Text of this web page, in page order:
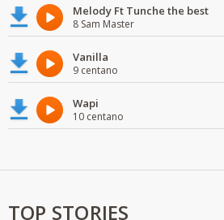
Melody Ft Tunche the best
8 Sam Master
Vanilla
9 centano
Wapi
10 centano
TOP STORIES